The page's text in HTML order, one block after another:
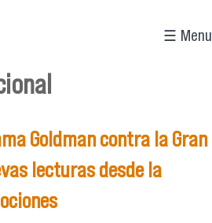
☰ Menu
aquí
Goldman contra la Gran
lecturas desde la